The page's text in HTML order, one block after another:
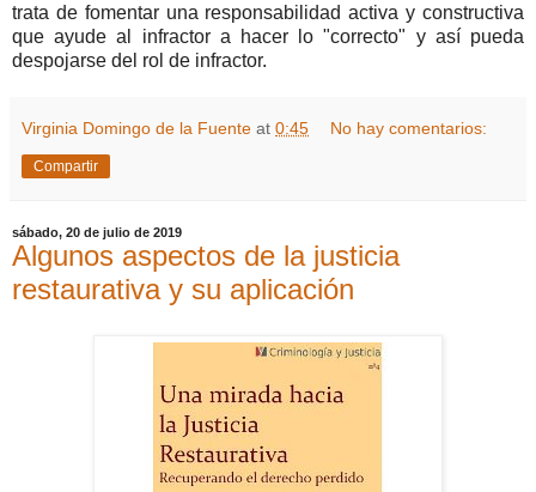
trata de fomentar una responsabilidad activa y constructiva
que ayude al infractor a hacer lo "correcto" y así pueda
despojarse del rol de infractor.
Virginia Domingo de la Fuente at 0:45 No hay comentarios:
Compartir
sábado, 20 de julio de 2019
Algunos aspectos de la justicia
restaurativa y su aplicación